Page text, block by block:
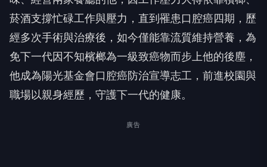
菸酒支撐忙碌工作與壓力，直到罹患口腔癌四期，歷
經多次手術與治療後，如今僅能靠流質維持營養，為
免下一代因不知檳榔為一級致癌物而步上他的後塵，
他成為陽光基金會口腔癌防治宣導志工，前進校園與
職場以親身經歷，守護下一代的健康。
廣告